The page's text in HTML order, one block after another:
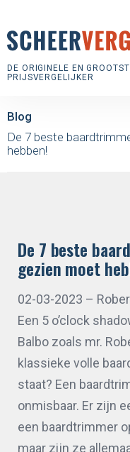
DE ORIGINELE EN
PRIJSVERGELIJKER
Blog
De 7 beste
hebben!
De 7 beste
gezien moet
02-03-2023 –
Een 5 o’clock
Balbo zoals mr.
klassieke volle
staat? Een
onmisbaar. Er zijn
een baardtrimmer
maar zijn ze